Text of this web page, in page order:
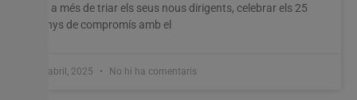
a, a més de triar els seus nous dirigents, celebrar els 25
anys de compromís amb el
4 abril, 2025 No hi ha comentaris